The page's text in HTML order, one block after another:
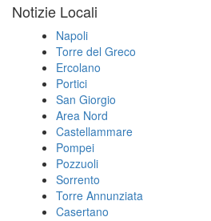
Notizie Locali
Napoli
Torre del Greco
Ercolano
Portici
San Giorgio
Area Nord
Castellammare
Pompei
Pozzuoli
Sorrento
Torre Annunziata
Casertano